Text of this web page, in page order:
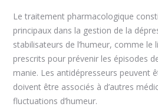
Le traitement pharmacologique
principaux dans la gestion de la
stabilisateurs de l’humeur, comme
prescrits pour prévenir les épisodes
manie. Les antidépresseurs peuvent
doivent être associés à d’autres
fluctuations d’humeur.